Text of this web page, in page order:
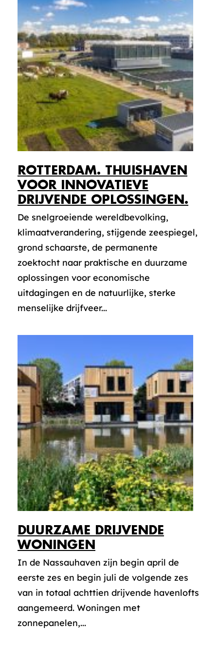
ROTTERDAM. THUISHAVEN
VOOR INNOVATIEVE
DRIJVENDE OPLOSSINGEN.
De snelgroeiende wereldbevolking,
klimaatverandering, stijgende zeespiegel,
grond schaarste, de permanente
zoektocht naar praktische en duurzame
oplossingen voor economische
uitdagingen en de natuurlijke, sterke
menselijke drijfveer...
DUURZAME DRIJVENDE
WONINGEN
In de Nassauhaven zijn begin april de
eerste zes en begin juli de volgende zes
van in totaal achttien drijvende havenlofts
aangemeerd. Woningen met
zonnepanelen,...